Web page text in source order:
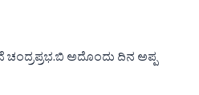
ಚಂದ್ರಪ್ರಭ.ಬಿ ಅದೊಂದು ದಿನ ಅಪ್ಪ